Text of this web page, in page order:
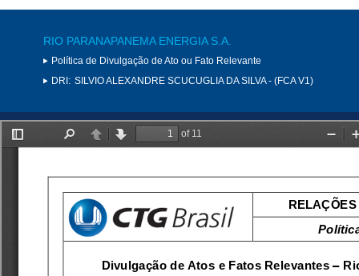
RIO PARANAPANEMA ENERGIA S.A.
Política de Divulgação de Ato ou Fato Relevante
DRI: SILVIO ALEXANDRE SCUCUGLIA DA SILVA - (FCA V1)